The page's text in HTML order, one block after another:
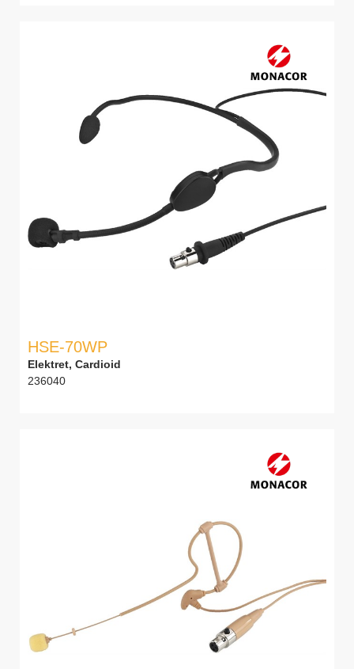
HSE-70WP
Elektret, Cardioid
236040